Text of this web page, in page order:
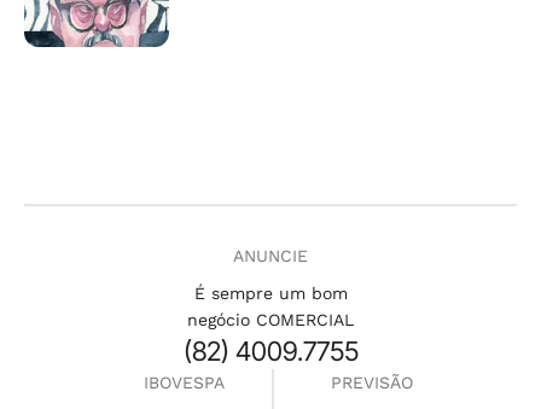
ANUNCIE
É sempre um bom
negócio COMERCIAL
(82) 4009.7755
IBOVESPA
PREVISÃO